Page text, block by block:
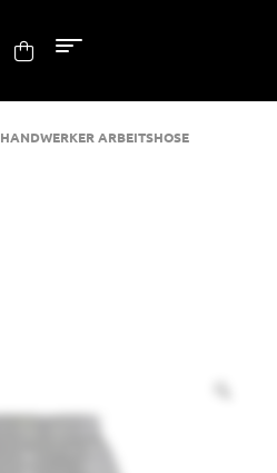
HANDWERKER ARBEITSHOSE